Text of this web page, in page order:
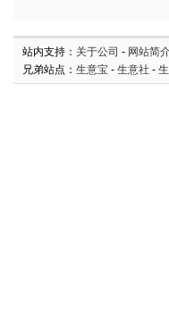
站内支持： 关于公司 - 网站简
兄弟站点： 生意宝 - 生意社 -